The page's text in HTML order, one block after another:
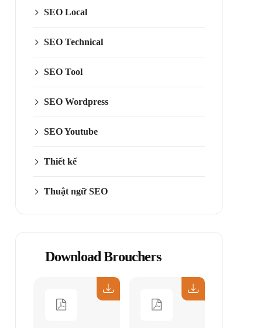
SEO Local
SEO Technical
SEO Tool
SEO Wordpress
SEO Youtube
Thiết kế
Thuật ngữ SEO
Download Brouchers